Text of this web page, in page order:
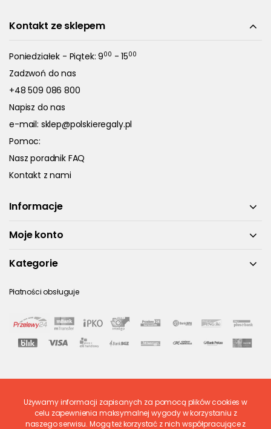
Kontakt ze sklepem
Poniedziałek - Piątek: 900 - 1500
Zadzwoń do nas
+48 509 086 800
Napisz do nas
e-mail: sklep@polskieregaly.pl
Pomoc:
Nasz poradnik FAQ
Kontakt z nami
Informacje
Moje konto
Kategorie
Płatności obsługuje
Ostatnio ocenione
Używamy informacji zapisanych za pomocą plików cookies w
celu zapewnienia maksymalnej wygody w korzystaniu z
naszego serwisu. Mogą też korzystać z nich współpracujące z